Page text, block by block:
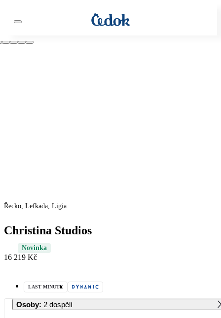
Řecko, Lefkada, Ligia
Christina Studios
Novinka
16 219 Kč
LAST MINUTE
Osoby: 2 dospělí